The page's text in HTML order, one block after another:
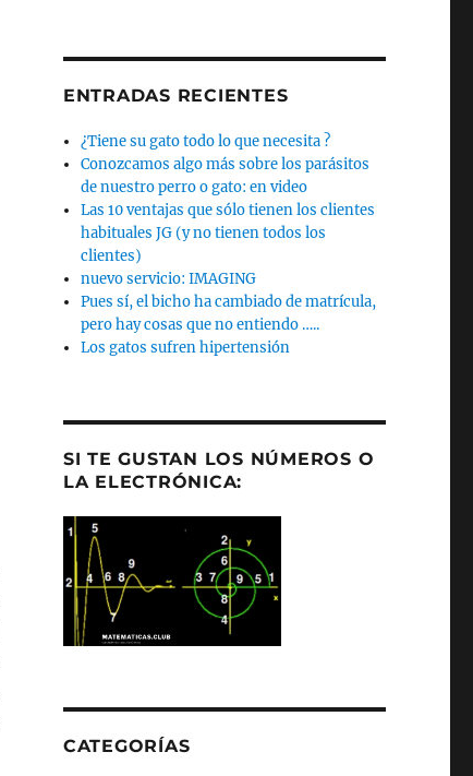
ENTRADAS RECIENTES
¿Tiene su gato todo lo que necesita ?
Conozcamos algo más sobre los parásitos
de nuestro perro o gato: en video
Las 10 ventajas que sólo tienen los clientes
habituales JG (y no tienen todos los
clientes)
nuevo servicio: IMAGING
Pues sí, el bicho ha cambiado de matrícula,
pero hay cosas que no entiendo …..
Los gatos sufren hipertensión
SI TE GUSTAN LOS NÚMEROS O
LA ELECTRÓNICA:
CATEGORÍAS